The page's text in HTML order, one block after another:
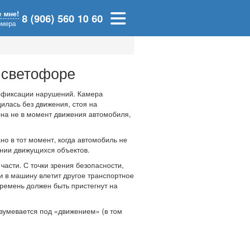
мне! 8 (906) 560 10 60
нарушений. Камера
без движения, стоя на
не в момент движения автомобиля,
в тот момент, когда автомобиль не
движущихся объектов.
С точки зрения безопасности,
в машину влетит другое транспортное
должен быть пристегнут на
под «движением» (в том